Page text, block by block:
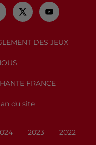
DES JEUX
FRANCE
du site
2023 2022